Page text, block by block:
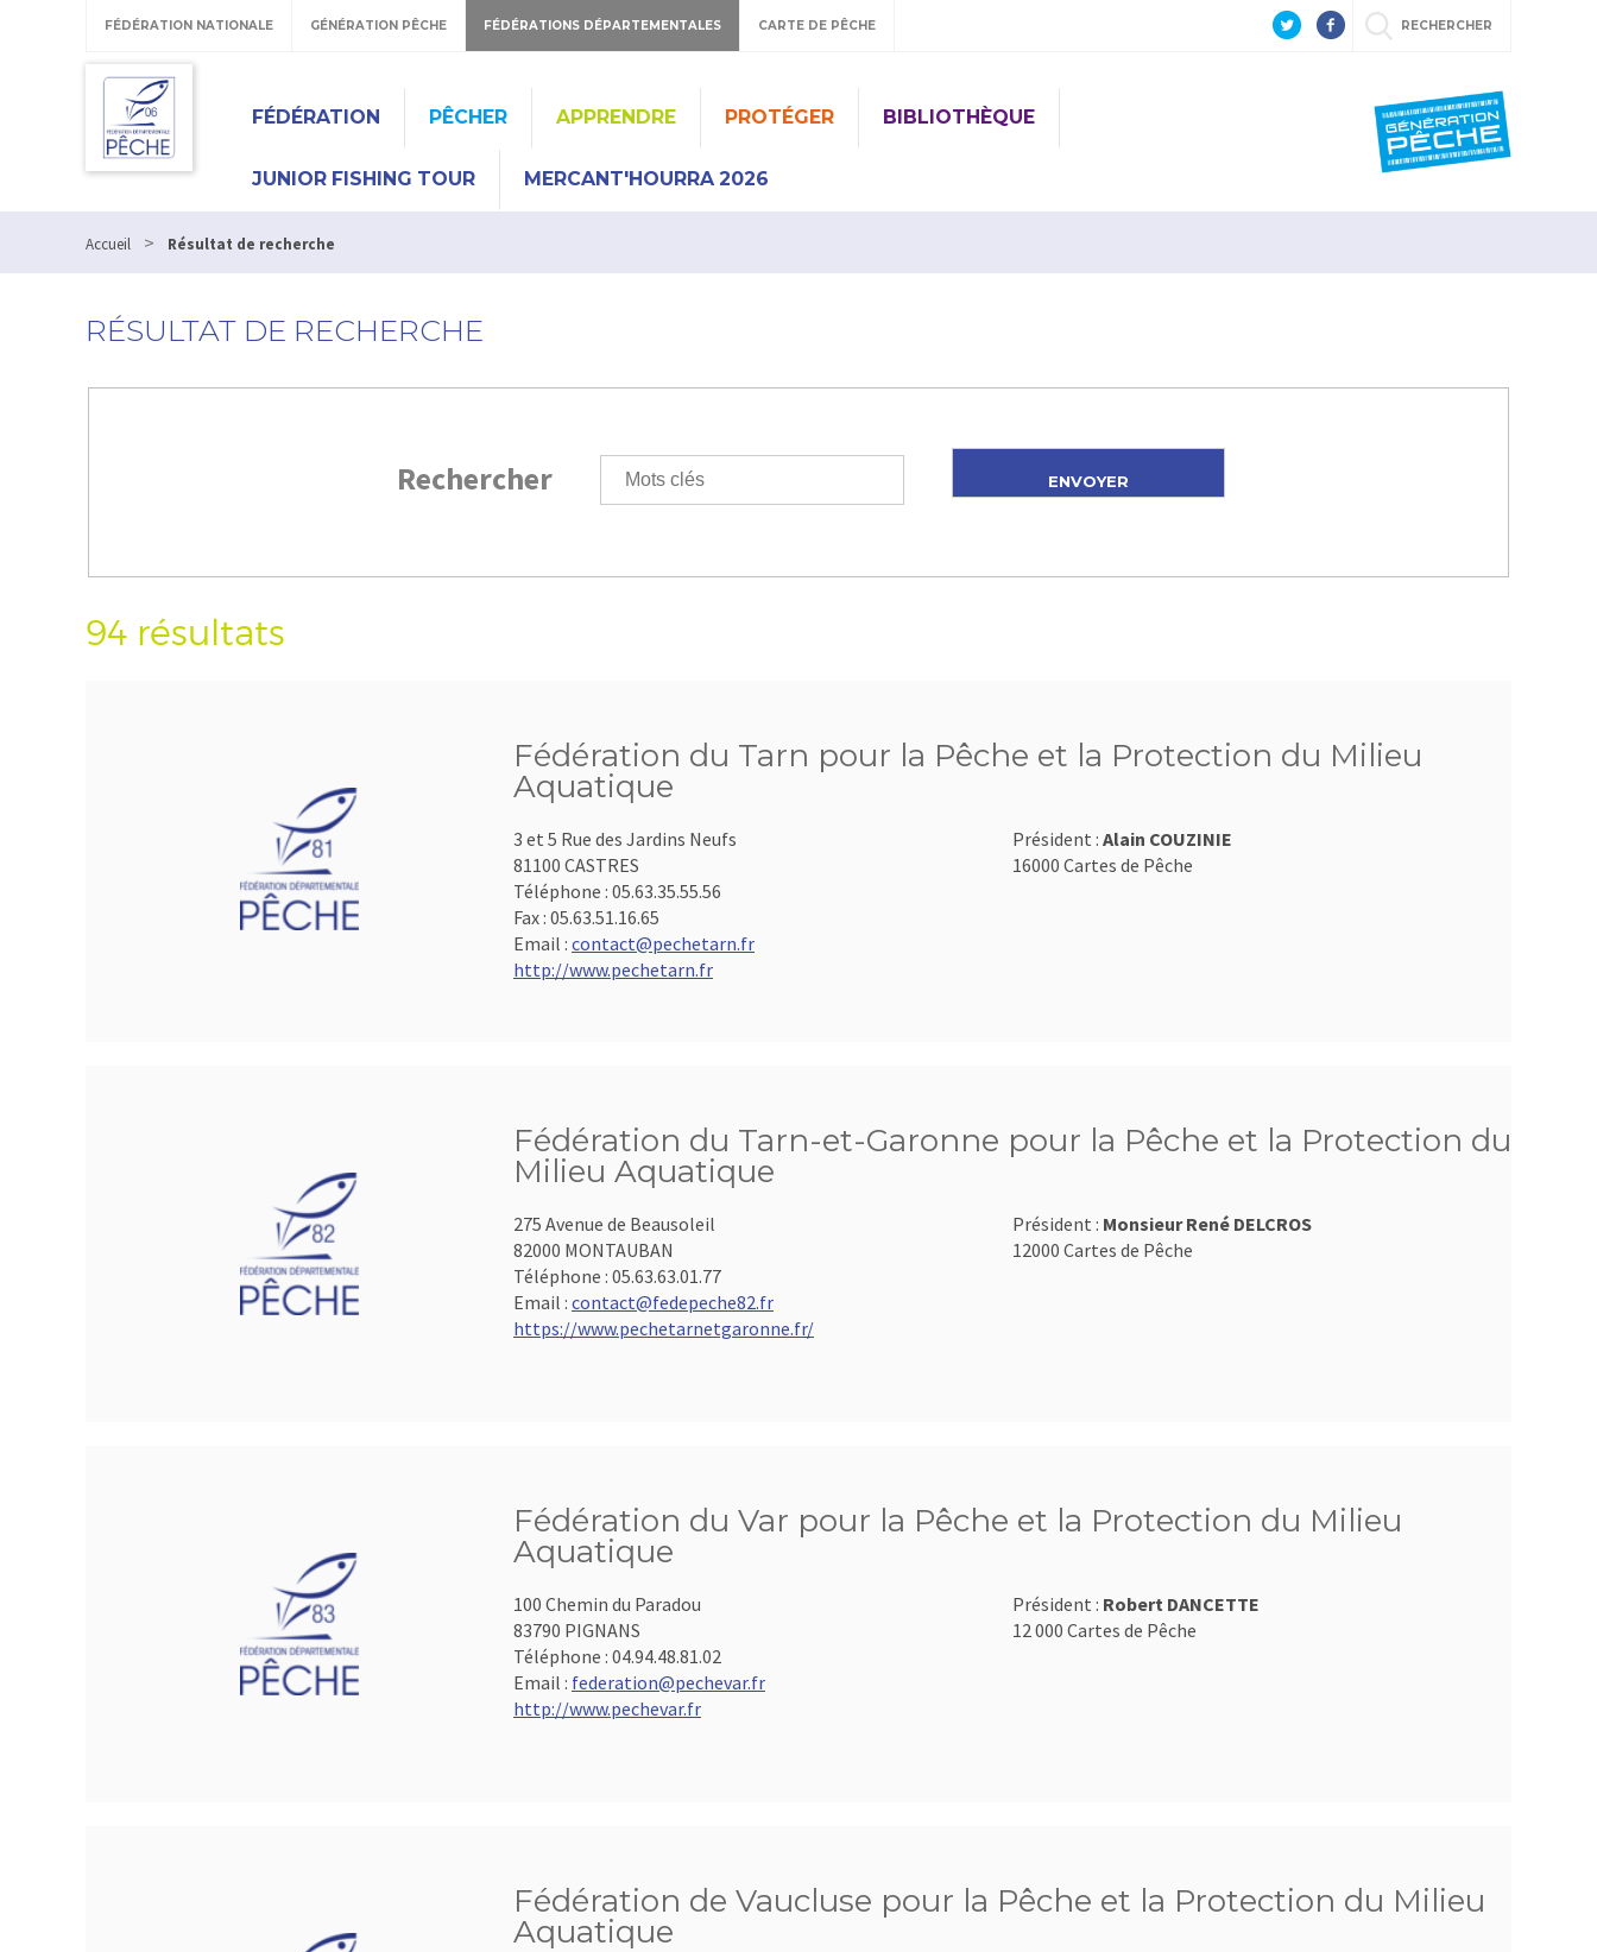
FÉDÉRATION NATIONALE GÉNÉRATION PÊCHE FÉDÉRATIONS DÉPARTEMENTALES CARTE DE PÊCHE RECHERCHER
FÉDÉRATION PÊCHER APPRENDRE PROTÉGER BIBLIOTHÈQUE
JUNIOR FISHING TOUR MERCANT'HOURRA 2026
Accueil > Résultat de recherche
RÉSULTAT DE RECHERCHE
Rechercher
94 résultats
Fédération du Tarn pour la Pêche et la Protection du Milieu
Aquatique
3 et 5 Rue des Jardins Neufs
81100 CASTRES
Téléphone : 05.63.35.55.56
Fax : 05.63.51.16.65
Email : contact@pechetarn.fr
http://www.pechetarn.fr
Président : Alain COUZINIE
16000 Cartes de Pêche
Fédération du Tarn-et-Garonne pour la Pêche et la Protection du
Milieu Aquatique
275 Avenue de Beausoleil
82000 MONTAUBAN
Téléphone : 05.63.63.01.77
Email : contact@fedepeche82.fr
https://www.pechetarnetgaronne.fr/
Président : Monsieur René DELCROS
12000 Cartes de Pêche
Fédération du Var pour la Pêche et la Protection du Milieu
Aquatique
100 Chemin du Paradou
83790 PIGNANS
Téléphone : 04.94.48.81.02
Email : federation@pechevar.fr
http://www.pechevar.fr
Président : Robert DANCETTE
12 000 Cartes de Pêche
Fédération de Vaucluse pour la Pêche et la Protection du Milieu
Aquatique